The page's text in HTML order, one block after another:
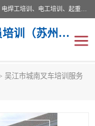
苏州宏远特种作业人员培训，提供：叉车培训、电焊工培训、电工培训、起重机培训、电梯培训、登高培训等服务苏州本地培训服务。始终坚持“以人为本，质量立校”的办学思想，以培养社会应用型人才为己任，明码收费，诚实守信，中途不收任何费用。随到随学，学会为止，一期未学会者免费再学，直到学会为止。
宏远特种作业人员培训（苏州）有限公司
吴江市城南叉车培训服务